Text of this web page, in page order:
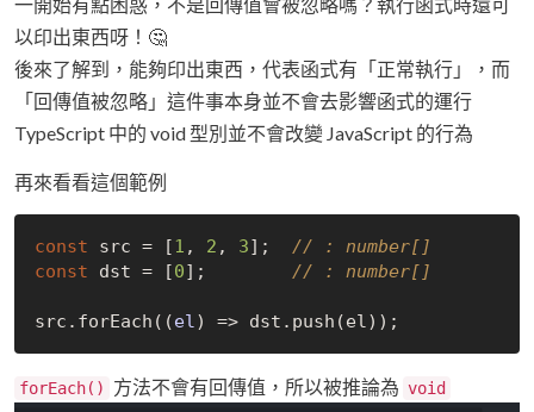
以印出東西呀！🤔
後來了解到，能夠印出東西，代表函式有「正常執行」，而
「回傳值被忽略」這件事本身並不會去影響函式的運行
TypeScript 中的 void 型別並不會改變 JavaScript 的行為
再來看看這個範例
const src = [1 , 2 , 3]; // : number[]
const dst = [0]; // : number[]
src.forEach( (el) =>
forEach() 方法不會有回傳值，所以被推論為 void